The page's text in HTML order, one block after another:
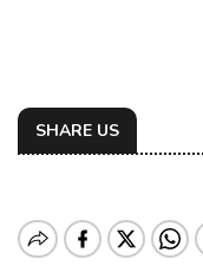
SHARE US